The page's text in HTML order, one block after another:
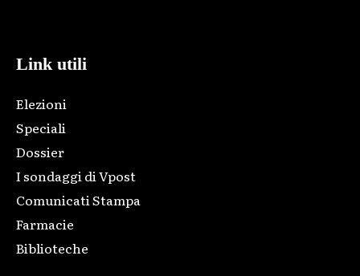
Link utili
Elezioni
Speciali
Dossier
I sondaggi di Vpost
Comunicati Stampa
Farmacie
Biblioteche